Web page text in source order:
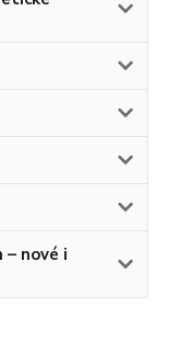
– nové i